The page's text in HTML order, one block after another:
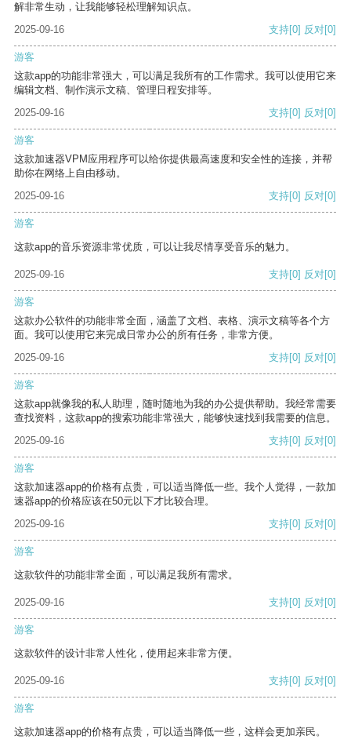
解非常生动，让我能够轻松理解知识点。
2025-09-16
支持[0] 反对[0]
游客
这款app的功能非常强大，可以满足我所有的工作需求。我可以使用它来
编辑文档、制作演示文稿、管理日程安排等。
2025-09-16
支持[0] 反对[0]
游客
这款加速器VPM应用程序可以给你提供最高速度和安全性的连接，并帮
助你在网络上自由移动。
2025-09-16
支持[0] 反对[0]
游客
这款app的音乐资源非常优质，可以让我尽情享受音乐的魅力。
2025-09-16 支持[0] 反对[0]
游客
这款办公软件的功能非常全面，涵盖了文档、表格、演示文稿等各个方
面。我可以使用它来完成日常办公的所有任务，非常方便。
2025-09-16
支持[0] 反对[0]
游客
这款app就像我的私人助理，随时随地为我的办公提供帮助。我经常需要
查找资料，这款app的搜索功能非常强大，能够快速找到我需要的信息。
2025-09-16
支持[0] 反对[0]
游客
这款加速器app的价格有点贵，可以适当降低一些。我个人觉得，一款加
速器app的价格应该在50元以下才比较合理。
2025-09-16
支持[0] 反对[0]
游客
这款软件的功能非常全面，可以满足我所有需求。
2025-09-16 支持[0] 反对[0]
游客
这款软件的设计非常人性化，使用起来非常方便。
2025-09-16 支持[0] 反对[0]
游客
这款加速器app的价格有点贵，可以适当降低一些，这样会更加亲民。